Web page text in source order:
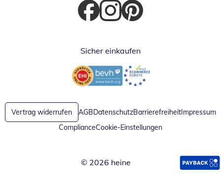
Öffnet in neuem Fenster
Öffnet in neuem Fenster
Öffnet in neuem Fenster
Sicher einkaufen
Öffnet in neuem FensterÖffnet in neuem Fenster
Vertrag widerrufen AGBDatenschutzBarrierefreiheitImpressum
ComplianceCookie-Einstellungen
© 2026 heine